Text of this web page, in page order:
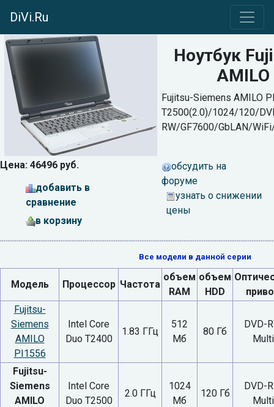
DiVi.Ru
Цена: 46496 руб.
добавить в
сравнение
в корзину
Ноутбук
Fujitsu-Siemens AMILO
T2500(2.0)/1024/120/
RW/GF7600/GbLAN/
обсудить на
форуме
узнать о снижении
цены
Все модели в данной серии
Модель Процессор Частота
объем
RAM
объем
HDD
Fujitsu-
Siemens
AMILO
PI1556
Intel Core
Duo T2400
1.83 ГГц
512
Мб
80 Гб
DVD-
Multi
Fujitsu-
Siemens
AMILO
Intel Core
Duo T2500
2.0 ГГц
1024
Мб
120 Гб
DVD-
Multi